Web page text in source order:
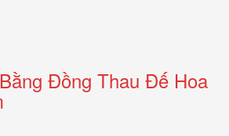
Đồng Thau Đế Hoa